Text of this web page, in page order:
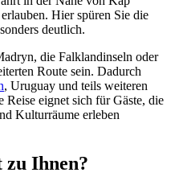
Hier spüren Sie die
deutlich.
die Falklandinseln oder
Route sein. Dadurch
, Uruguay und teils weiteren
Reise eignet sich für Gäste, die
Kulturräume erleben
zu Ihnen?